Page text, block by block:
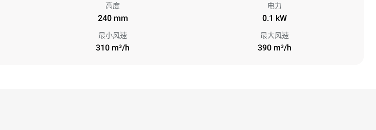
高度
240 mm
电力
0.1 kW
最小风速
310 m³/h
最大风速
390 m³/h